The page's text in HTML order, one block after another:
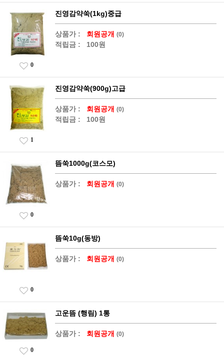
진영감약쑥(1kg)중급
상품가 : 회원공개 (0)
적립금 : 100원
0
진영감약쑥(900g)고급
상품가 : 회원공개 (0)
적립금 : 100원
1
뜸쑥1000g(코스모)
상품가 : 회원공개 (0)
0
뜸쑥10g(동방)
상품가 : 회원공개 (0)
0
고운뜸 (행림) 1통
상품가 : 회원공개 (0)
0